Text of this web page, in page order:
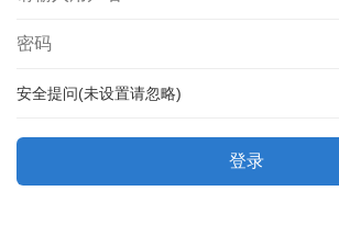
安全提问(未设置请忽略)
登录